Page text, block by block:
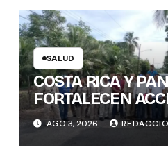
SALUD
COSTA RICA Y
FORTALECEN
PREVENIR
TRANSMITIDAS
MOSQUITOS:
AGO 3, 2026